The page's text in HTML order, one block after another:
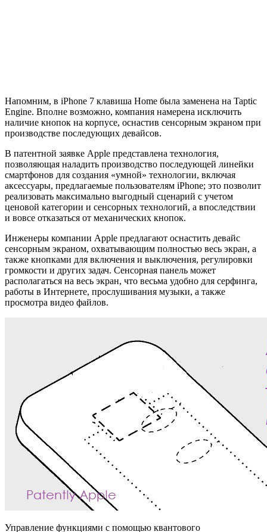
Напомним, в iPhone 7 клавиша Home была заменена на Taptic
Engine. Вполне возможно, компания намерена исключить
наличие кнопок на корпусе, оснастив сенсорным экраном при
производстве последующих девайсов.
В патентной заявке Apple представлена технология,
позволяющая наладить производство последующей линейки
смартфонов для создания «умной» технологии, включая
аксессуары, предлагаемые пользователям iPhone; это позволит
реализовать максимально выгодный сценарий с учетом
ценовой категории и сенсорных технологий, а впоследствии
и вовсе отказаться от механических кнопок.
Инженеры компании Apple предлагают оснастить девайс
сенсорным экраном, охватывающим полностью весь экран, а
также кнопками для включения и выключения, регулировки
громкости и других задач. Сенсорная панель может
располагаться на весь экран, что весьма удобно для серфинга,
работы в Интернете, прослушивания музыки, а также
просмотра видео файлов.
Управление функциями с помощью квантового